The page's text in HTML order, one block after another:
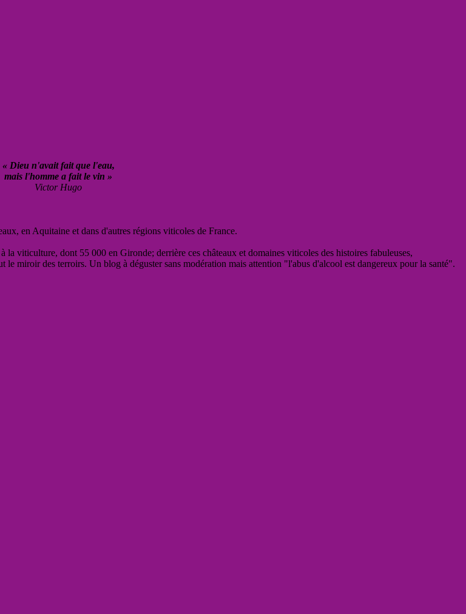
« Dieu n'avait fait que l'eau,
mais l'homme a fait le vin »
Victor Hugo
en Aquitaine et dans d'autres régions viticoles de France.
la viticulture, dont 55 000 en Gironde; derrière ces châteaux et domaines viticoles des histoires fabuleuses,
le miroir des terroirs. Un blog à déguster sans modération mais attention "l'abus d'alcool est dangereux pour la santé".